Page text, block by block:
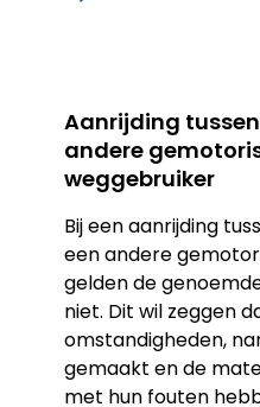
Aanrijding
andere
weggebruiker
Bij een aanrijding
een andere
gelden de
niet. Dit wil zeggen
omstandigheden,
gemaakt en de
met hun fouten